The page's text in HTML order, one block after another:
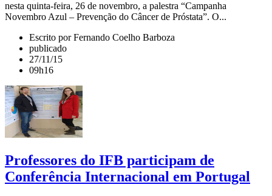
nesta quinta-feira, 26 de novembro, a palestra “Campanha
Novembro Azul – Prevenção do Câncer de Próstata”. O...
Escrito por Fernando Coelho Barboza
publicado
27/11/15
09h16
Professores do IFB participam de
Conferência Internacional em Portugal